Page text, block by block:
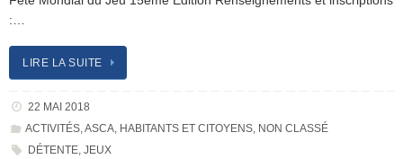
:…
LIRE LA SUITE
22 MAI 2018
ACTIVITÉS,ASCA, HABITANTS ET CITOYENS, NON CLASSÉ
DÉTENTE, JEUX